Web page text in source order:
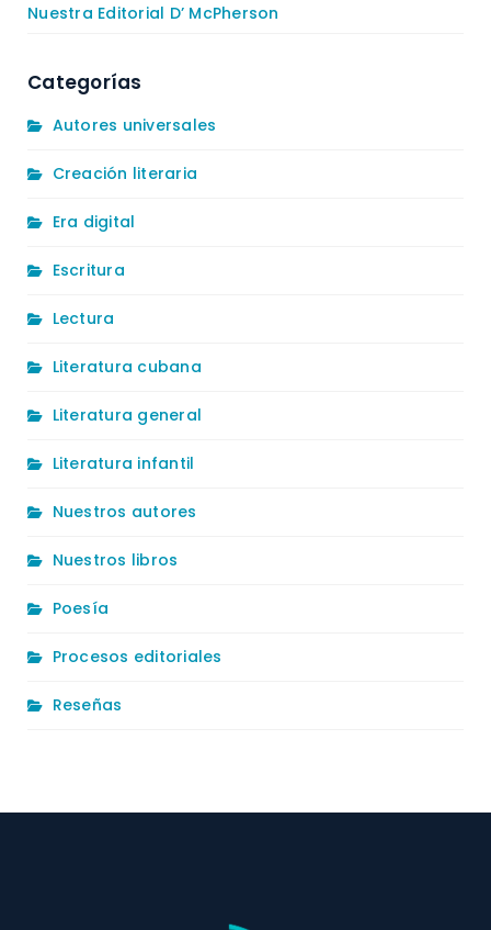
Nuestra Editorial D’ McPherson
Categorías
Autores universales
Creación literaria
Era digital
Escritura
Lectura
Literatura cubana
Literatura general
Literatura infantil
Nuestros autores
Nuestros libros
Poesía
Procesos editoriales
Reseñas